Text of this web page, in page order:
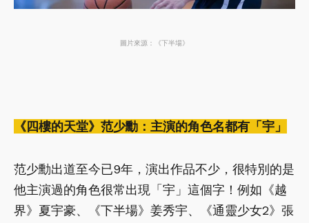
圖片來源：《下半場》
《四樓的天堂》范少勳：主演的角色名都有「宇」
范少勳出道至今已9年，演出作品不少，很特別的是
他主演過的角色很常出現「宇」這個字！例如《越
界》夏宇豪、《下半場》姜秀宇、《通靈少女2》張